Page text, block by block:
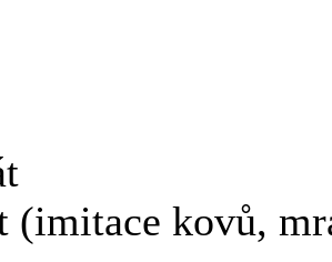
(imitace kovů,